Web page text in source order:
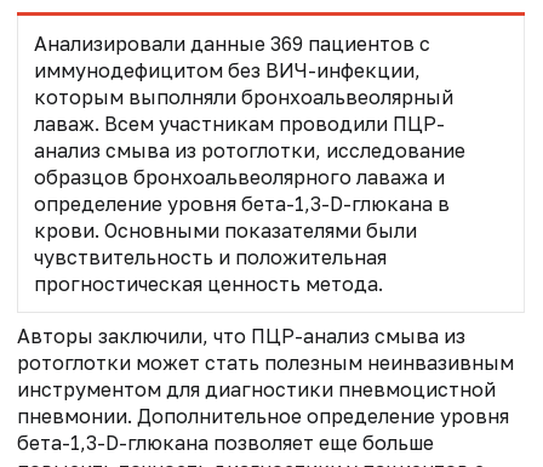
Анализировали данные 369 пациентов с
иммунодефицитом без ВИЧ-инфекции,
которым выполняли бронхоальвеолярный
лаваж. Всем участникам проводили ПЦР-
анализ смыва из ротоглотки, исследование
образцов бронхоальвеолярного лаважа и
определение уровня бета-1,3-D-глюкана в
крови. Основными показателями были
чувствительность и положительная
прогностическая ценность метода.
Авторы заключили, что ПЦР-анализ смыва из
ротоглотки может стать полезным неинвазивным
инструментом для диагностики пневмоцистной
пневмонии. Дополнительное определение уровня
бета-1,3-D-глюкана позволяет еще больше